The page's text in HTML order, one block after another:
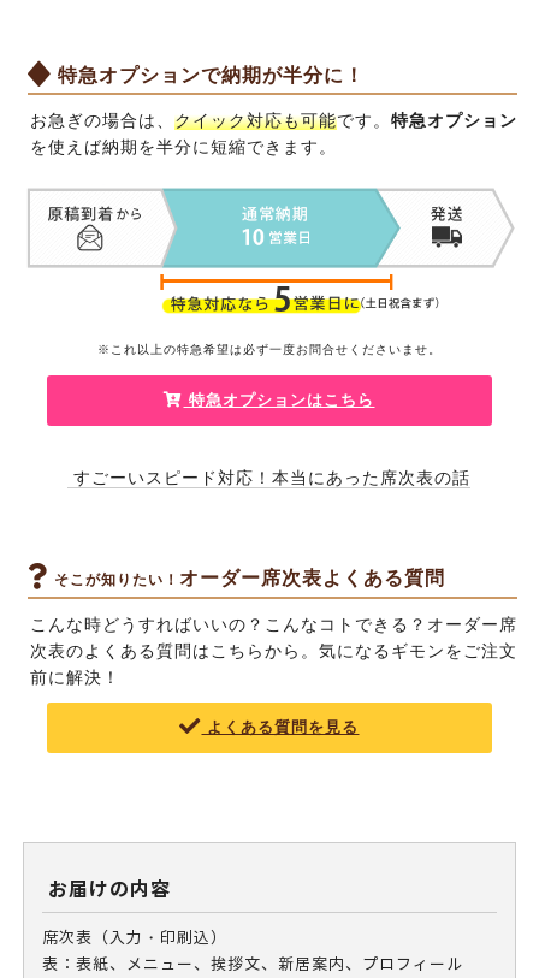
特急オプションで納期が半分に！
お急ぎの場合は、 クイック対応も可能です。 特急オプション
を使えば納期を半分に短縮できます。
※これ以上の特急希望は必ず一度お問合せくださいませ
特急オプションはこちら
すごーいスピード対応！本当にあった席次表の話
そこが知りたい！ オーダー席次表よくある質問
こんな時どうすればいいの？こんなコトできる？オーダー席
次表のよくある質問はこちらから 。気になるギモンをご注文
前に解決！
よくある質問を見る
お届けの内容
席次表（入力・印刷込）
表：表紙、メニュー、挨拶文、新居案内、プロフィール